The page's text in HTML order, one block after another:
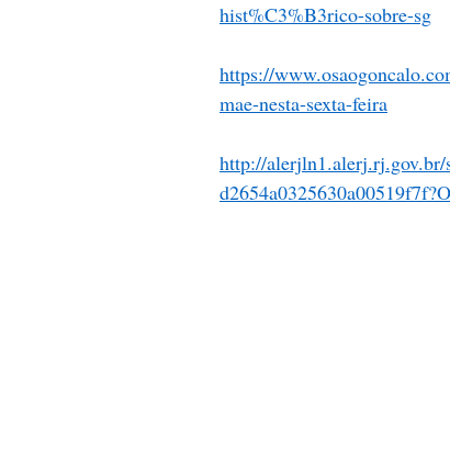
hist%C3%B3rico-sobre-sg
https://
mae-nesta-sexta-feira
http://alerjln1.alerj.rj.gov.br/